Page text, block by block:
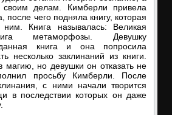
делам. Кимберли привела
после чего подняла книгу, которая
Книга называлась: Великая
метаморфозы. Девушку
данная книга и она попросила
несколько заклинаний из книги.
магию, но девушки он отказать не
просьбу Кимберли. После
с ними начали творится
в последствии которых он даже